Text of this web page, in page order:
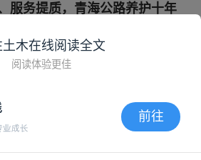
服务提质，青海公路养护十年
2022-07-27 09:48:25
2022-07-06 11:06:13
土木在线阅读全文
阅读体验更佳
前往